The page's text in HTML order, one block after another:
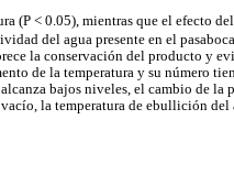
(P < 0.05), mientras que el efecto
del agua presente en el
la conservación del producto y
de la temperatura y su número
bajos niveles, el cambio de la
la temperatura de ebullición